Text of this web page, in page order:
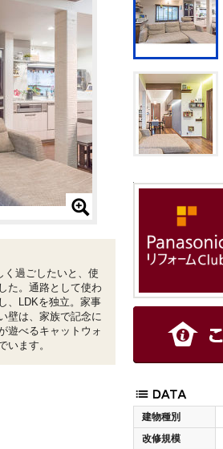
建物種別
改修規模
く過ごしたいと、使
た。通路として使わ
、LDKを独立。家事
壁は、家族で記念に
遊べるキャットウォ
います。